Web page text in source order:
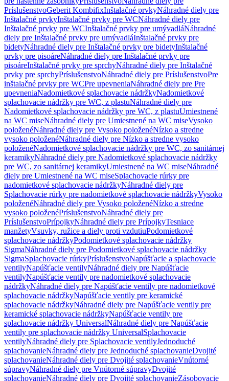
PríslušenstvoGeberit KombifixInštalačné prvkyNáhradné diely pre
Inštalačné prvkyInštalačné prvky pre WCNáhradné diely pre
Inštalačné prvky pre WCInštalačné prvky pre umývadláNáhradné
diely pre Inštalačné prvky pre umývadláInštalačné prvky pre
bidetyNáhradné diely pre Inštalačné prvky pre bidetyInštalačné
prvky pre pisoáreNáhradné diely pre Inštalačné prvky pre
pisoáreInštalačné prvky pre sprchyNáhradné diely pre Inštalačné
prvky pre sprchyPríslušenstvoNáhradné diely pre PríslušenstvoPre
inštalačné prvky pre WCPre upevneniaNáhradné diely pre Pre
upevneniaNadomietkové splachovacie nádržkyNadomietkové
splachovacie nádržky pre WC, z plastuNáhradné diely pre
Nadomietkové splachovacie nádržky pre WC, z plastuUmiestnené
na WC miseNáhradné diely pre Umiestnené na WC miseVysoko
položenéNáhradné diely pre Vysoko položenéNízko a stredne
vysoko položenéNáhradné diely pre Nízko a stredne vysoko
položenéNadomietkové splachovacie nádržky pre WC, zo sanitárnej
keramikyNáhradné diely pre Nadomietkové splachovacie nádržky
pre WC, zo sanitárnej keramikyUmiestnené na WC miseNáhradné
diely pre Umiestnené na WC miseSplachovacie rúrky pre
nadomietkové splachovacie nádržkyNáhradné diely pre
Splachovacie rúrky pre nadomietkové splachovacie nádržkyVysoko
položenéNáhradné diely pre Vysoko položenéNízko a stredne
vysoko položenéPríslušenstvoNáhradné diely pre
PríslušenstvoPrípojkyNáhradné diely pre PrípojkyTesniace
manžetyVsuvky, ružice a diely proti vzdutiuPodomietkové
splachovacie nádržkyPodomietkové splachovacie nádržky
SigmaNáhradné diely pre Podomietkové splachovacie nádržky
SigmaSplachovacie rúrkyPríslušenstvoNapúšťacie a splachovacie
ventilyNapúšťacie ventilyNáhradné diely pre Napúšťacie
ventilyNapúšťacie ventily pre nadomietkové splachovacie
nádržkyNáhradné diely pre Napúšťacie ventily pre nadomietkové
splachovacie nádržkyNapúšťacie ventily pre keramické
splachovacie nádržkyNáhradné diely pre Napúšťacie ventily pre
keramické splachovacie nádržkyNapúšťacie ventily pre
splachovacie nádržky UniversalNáhradné diely pre Napúšťacie
ventily pre splachovacie nádržky UniversalSplachovacie
ventilyNáhradné diely pre Splachovacie ventilyJednoduché
splachovanieNáhradné diely pre Jednoduché splachovanieDvojité
splachovanieNáhradné diely pre Dvojité splachovanieVnútorné
súpravyNáhradné diely pre Vnútorné súpravyDvojité
splachovanieNáhradné diely pre Dvojité splachovanieZásobovacie